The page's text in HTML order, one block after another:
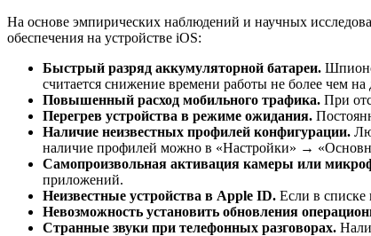
На основе эмпирических наблюдений и научных
обеспечения на устройстве iOS:
Быстрый разряд аккумуляторной батареи.
считается снижение времени работы не более чем на
Повышенный расход мобильного трафика. При
Перегрев устройства в режиме ожидания.
Наличие неизвестных профилей конфигурации.
наличие профилей можно в «Настройки» →
Самопроизвольная активация камеры или
приложений.
Неизвестные устройства в Apple ID. Если в
Невозможность установить обновления
Странные звуки при телефонных разговорах.